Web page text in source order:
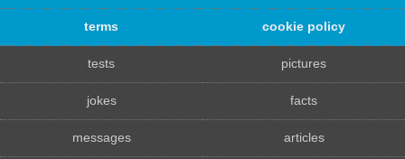
terms cookie policy
tests pictures
jokes facts
messages articles